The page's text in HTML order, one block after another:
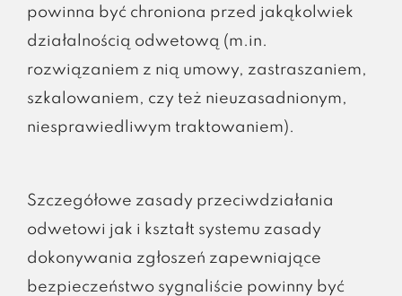
powinna być chroniona przed jakąkolwiek
działalnością odwetową (m.in.
rozwiązaniem z nią umowy, zastraszaniem,
szkalowaniem, czy też nieuzasadnionym,
niesprawiedliwym traktowaniem).
Szczegółowe zasady przeciwdziałania
odwetowi jak i kształt systemu zasady
dokonywania zgłoszeń zapewniające
bezpieczeństwo sygnaliście powinny być